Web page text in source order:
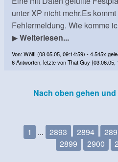
unter XP nicht mehr.Es
Fehlermeldung. Wie komme
▶Weiterlesen...
Von: Wölfi (08.05.05, 09:14:59) - 4.545x
6 Antworten, letzte von That Guy (03.06.05,
Nach oben gehen
1 ... 2893 2894
2899
2900